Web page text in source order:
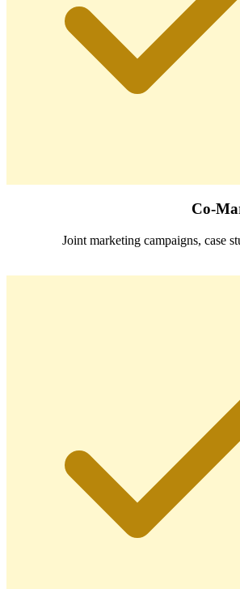
Co-
Joint marketing campaigns, case